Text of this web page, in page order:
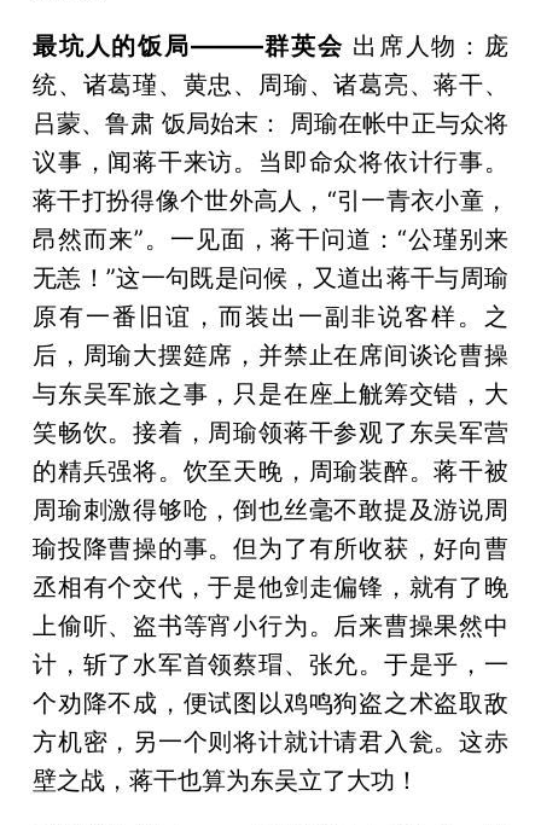
最坑人的饭局———群英会 出席人物：庞
统、诸葛瑾、黄忠、周瑜、诸葛亮、蒋干、
吕蒙、鲁肃 饭局始末： 周瑜在帐中正与众将
议事，闻蒋干来访。当即命众将依计行事。
蒋干打扮得像个世外高人，“引一青衣小童，
昂然而来”。一见面，蒋干问道：“公瑾别来
无恙！”这一句既是问候，又道出蒋干与周瑜
原有一番旧谊，而装出一副非说客样。之
后，周瑜大摆筵席，并禁止在席间谈论曹操
与东吴军旅之事，只是在座上觥筹交错，大
笑畅饮。接着，周瑜领蒋干参观了东吴军营
的精兵强将。饮至天晚，周瑜装醉。蒋干被
周瑜刺激得够呛，倒也丝毫不敢提及游说周
瑜投降曹操的事。但为了有所收获，好向曹
丞相有个交代，于是他剑走偏锋，就有了晚
上偷听、盗书等宵小行为。后来曹操果然中
计，斩了水军首领蔡瑁、张允。于是乎，一
个劝降不成，便试图以鸡鸣狗盗之术盗取敌
方机密，另一个则将计就计请君入瓮。这赤
壁之战，蒋干也算为东吴立了大功！